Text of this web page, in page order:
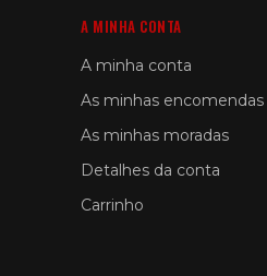
A MINHA CONTA
A minha conta
As minhas encomendas
As minhas moradas
Detalhes da conta
Carrinho